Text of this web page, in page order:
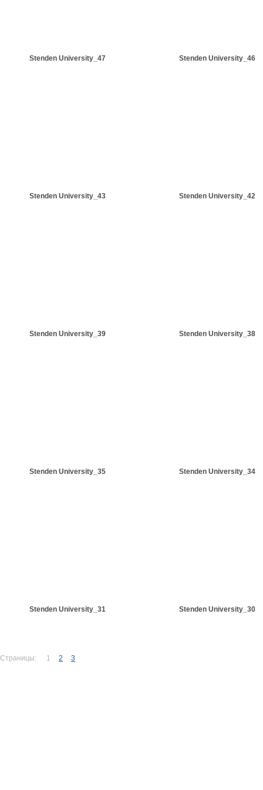
Stenden University_47 Stenden University_46
Stenden University_43 Stenden University_42
Stenden University_39 Stenden University_38
Stenden University_35 Stenden University_34
Stenden University_31 Stenden University_30
Страницы: 1 2 3